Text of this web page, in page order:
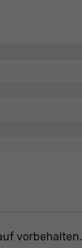
vorbehalten.